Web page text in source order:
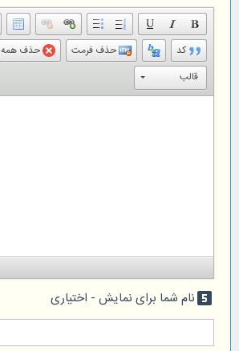
کد
حذف فرمت حذف همه
قالب
looks_5نام شما برای نمایش - اختیاری